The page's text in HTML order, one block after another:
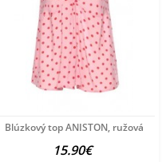
Blúzkový top ANISTON, ružová
15.90€